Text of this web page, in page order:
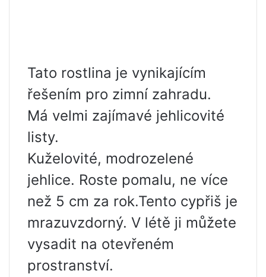
Tato rostlina je vynikajícím
řešením pro zimní zahradu.
Má velmi zajímavé jehlicovité
listy.
Kuželovité, modrozelené
jehlice. Roste pomalu, ne více
než 5 cm za rok.Tento cypřiš je
mrazuvzdorný. V létě ji můžete
vysadit na otevřeném
prostranství.